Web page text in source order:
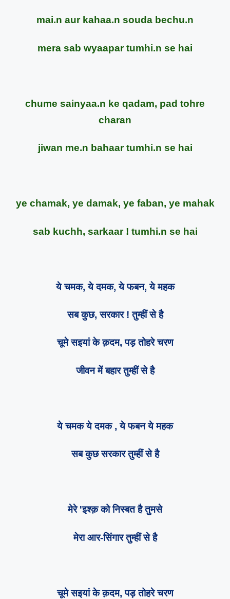
mai.n aur kahaa.n souda bechu.n
mera sab wyaapar tumhi.n se hai
chume sainyaa.n ke qadam, pad tohre
charan
jiwan me.n bahaar tumhi.n se hai
ye chamak, ye damak, ye faban, ye mahak
sab kuchh, sarkaar ! tumhi.n se hai
ये चमक, ये दमक, ये फबन, ये महक
सब कुछ, सरकार ! तुम्हीं से है
चूमे सइयां के क़दम, पड़ तोहरे चरण
जीवन में बहार तुम्हीं से है
ये चमक ये दमक , ये फबन ये महक
सब कुछ सरकार तुम्हीं से है
मेरे 'इश्क़ को निस्बत है तुमसे
मेरा आर-सिंगार तुम्हीं से है
चूमे सइयां के क़दम, पड़ तोहरे चरण